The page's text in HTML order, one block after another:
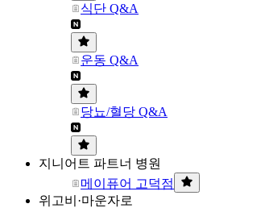
식단 Q&A
운동 Q&A
당뇨/혈당 Q&A
지니어트 파트너 병원
메이퓨어 고덕점
위고비·마운자로